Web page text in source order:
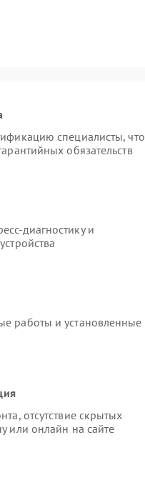
специалисты, что
обязательств
диагностику и
работы и установленные
отсутствие скрытых
или онлайн на сайте